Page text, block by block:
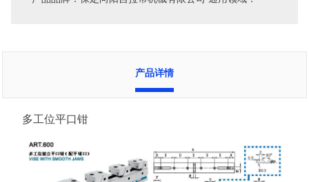
产品详情
多工位平口钳